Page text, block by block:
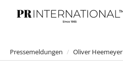
Pressemeldungen / Oliver Heemeyer